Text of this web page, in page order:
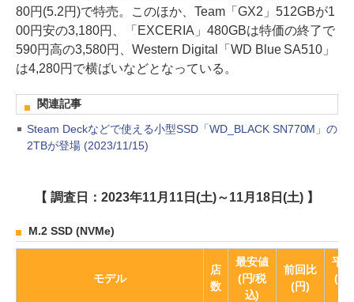
80円(5.2円)で特売。このほか、Team「GX2」512GBが1
00円安の3,180円、「EXCERIA」480GBは特価の終了で
590円高の3,580円、Western Digital「WD Blue SA510」
は4,280円で横ばいなどとなっている。
関連記事
Steam Deckなどで使える小型SSD「WD_BLACK SN770M」の
2TBが登場 (2023/11/15)
【 調査日：2023年11月11日(土)～11月18日(土) 】
M.2 SSD (NVMe)
モデル
店
数
最安値
(円/税
込)
前回比
(円)
平
(円